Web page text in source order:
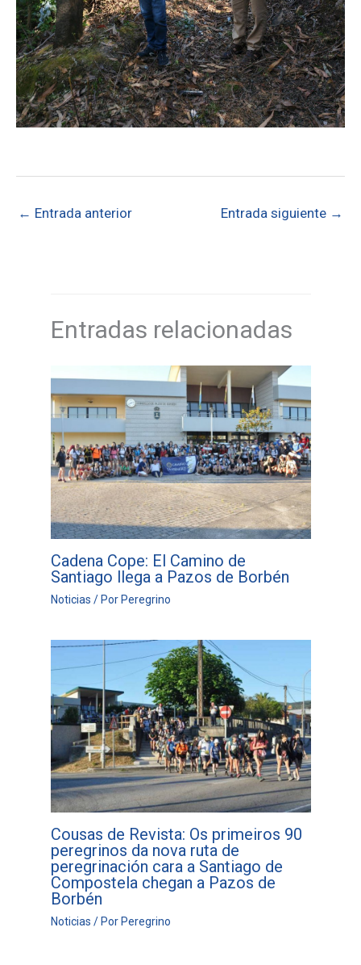
← Entrada anterior Entrada siguiente →
Entradas relacionadas
Cadena Cope: El Camino de
Santiago llega a Pazos de Borbén
Noticias / Por Peregrino
Cousas de Revista: Os primeiros 90
peregrinos da nova ruta de
peregrinación cara a Santiago de
Compostela chegan a Pazos de
Borbén
Noticias / Por Peregrino